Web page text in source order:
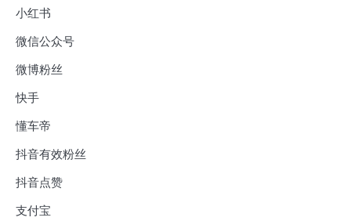
小红书
微信公众号
微博粉丝
快手
懂车帝
抖音有效粉丝
抖音点赞
支付宝